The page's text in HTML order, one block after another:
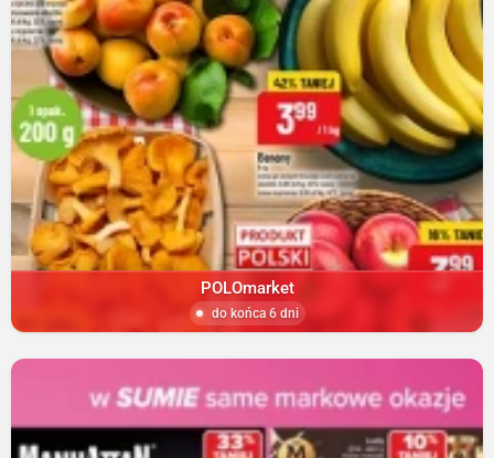
POLOmarket
do końca 6 dni